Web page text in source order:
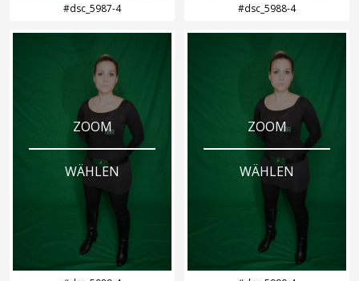
#dsc_5987-4 #dsc_5988-4
ZOOM
WÄHLEN
ZOOM
WÄHLEN